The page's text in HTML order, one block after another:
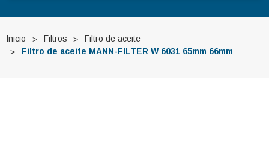
Inicio Filtros
Filtro de aceite
Filtro de aceite MANN-FILTER W 6031 65mm 66mm